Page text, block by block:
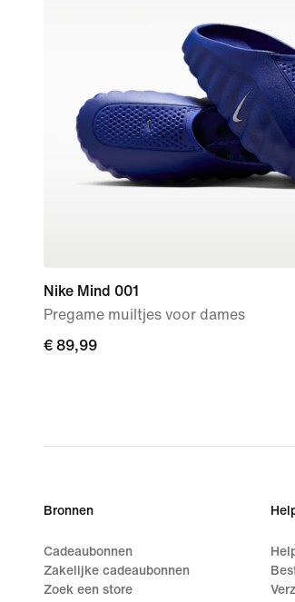
Nike Mind 001
Pregame muiltjes voor dames
€ 89,99
€ 89,99
Bronnen
Cadeaubonnen
Zakelijke cadeaubonnen
Zoek een store